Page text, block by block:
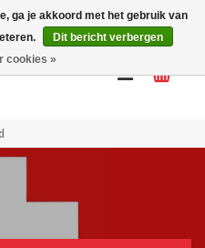
Mijn account NL
ga je akkoord met het gebruik van
Dit bericht verbergen
cookies »